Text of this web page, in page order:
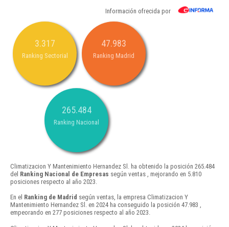
Información ofrecida por
3.317
Ranking Sectorial
47.983
Ranking Madrid
265.484
Ranking Nacional
Climatizacion Y Mantenimiento Hernandez Sl. ha obtenido la posición 265.484
del Ranking Nacional de Empresas según ventas , mejorando en 5.810
posiciones respecto al año 2023.
En el Ranking de Madrid según ventas, la empresa Climatizacion Y
Mantenimiento Hernandez Sl. en 2024 ha conseguido la posición 47.983 ,
empeorando en 277 posiciones respecto al año 2023.